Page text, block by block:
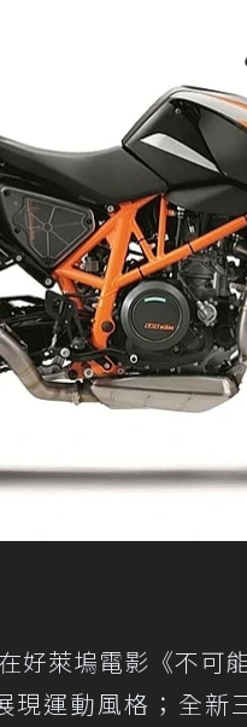
在好萊塢電影《不
現運動風格；全新